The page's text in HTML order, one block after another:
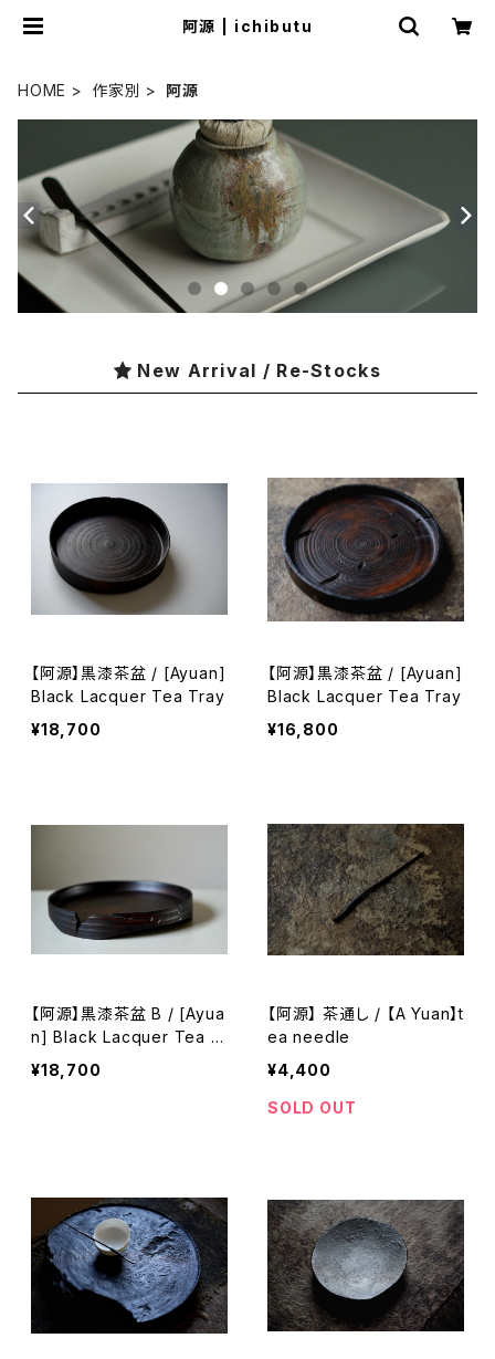
阿源 | ichibutu
HOME 作家別 阿源
New Arrival / Re-Stocks
【阿源】黒漆茶盆 / [Ayuan]
Black Lacquer Tea Tray
¥18,700
【阿源】黒漆茶盆 / [Ayuan]
Black Lacquer Tea Tray
¥16,800
【阿源】黒漆茶盆 B / [Ayua
n] Black Lacquer Tea T
ray B
¥18,700
【阿源】 茶通し / 【A Yuan】t
ea needle
¥4,400
SOLD OUT